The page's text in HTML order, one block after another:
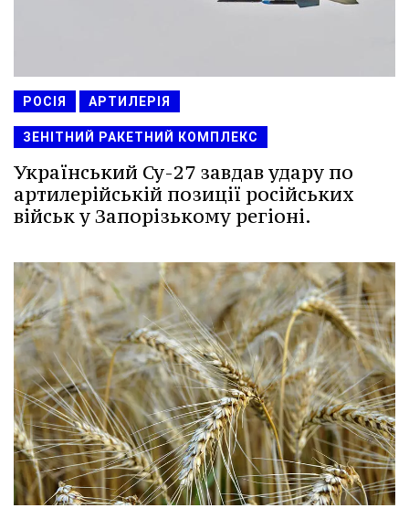
РОСІЯ АРТИЛЕРІЯ
ЗЕНІТНИЙ РАКЕТНИЙ КОМПЛЕКС
Український Су-27 завдав удару по
артилерійській позиції російських
військ у Запорізькому регіоні.